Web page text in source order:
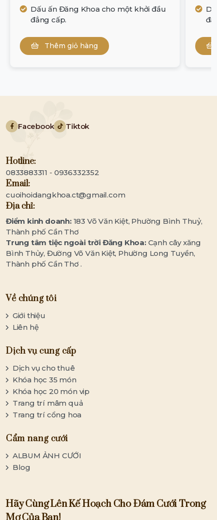
Dấu ấn Đăng Khoa cho một khởi đầu
đẳng cấp.
Thêm giỏ hàng
Facebook Tiktok
Hotline:
0833883311 - 0936332352
Email:
cuoihoidangkhoa.ct@gmail.com
Địa chỉ:
Điểm kinh doanh:183 Võ Văn Kiệt, Phường Bình Thuỷ,
Thành phố Cần Thơ
Trung tâm tiệc ngoài trời Đăng Khoa:Cạnh cây xăng
Bình Thủy, Đường Võ Văn Kiệt, Phường Long Tuyền,
Thành phố Cần Thơ .
Về chúng tôi
Giới thiệu
Liên hệ
Dịch vụ cung cấp
Dịch vụ cho thuê
Khóa học 35 món
Khóa học 20 món vip
Trang trí mâm quả
Trang trí cổng hoa
Cẩm nang cưới
ALBUM ẢNH CƯỚI
Blog
Hãy Cùng Lên Kế Hoạch Cho Đám Cưới Trong